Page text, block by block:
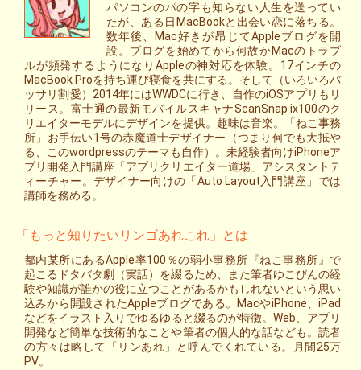
パソコンのパの字も知らない人生を送ってい
たが、ある日MacBookと出会い恋に落ちる。
数年後、Mac好きが昂じてAppleブログを開
設。ブログを始めてから何故かMacのトラブ
ルが頻発するようになりAppleの神対応を体験。17インチの
MacBook Proを持ち運び寝食を共にする。そして（いろいろバ
ッサリ割愛）2014年にはWWDCに行き、自作のiOSアプリもリ
リース。富士通の最新モバイルスキャナScanSnap ix100のク
リエイターモデルにデザインを提供。趣味は音楽。「ねこ事務
所」お手伝い1号の赤魔道士デザイナー（つまり何でも大抵や
る、このwordpressのテーマも自作）。未経験者向けiPhoneア
プリ開発入門講座「アプリクリエイター道場」アシスタントテ
ィーチャー。デザイナー向けの「Auto Layout入門講座」では
講師を務める。
「もっと知りたいリンゴあれこれ」とは
都内某所にあるApple率100％の弱小事務所『ねこ事務所』で
起こるドタバタ劇（実話）を綴るため、また筆者ゆこびんの経
験や知識が誰かの役に立つことがあるかもしれないという思い
込みから開設されたAppleブログである。MacやiPhone、iPad
などをイラスト入りでゆるゆると綴るのが特徴。Web、アプリ
開発など簡単な技術的なことや筆者の個人的な話なども。読者
の方々は略して「リンあれ」と呼んでくれている。月間25万
PV。